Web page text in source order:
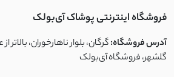
فروشگاه اینترنتی پوشاک آی‌بولک
آدرس فروشگاه:
گلشهر، فروشگاه آی‌بولک